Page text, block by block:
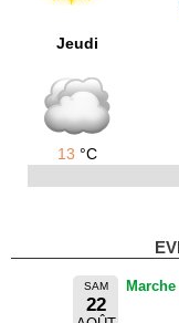
Jeudi
13 °C
SAM
22